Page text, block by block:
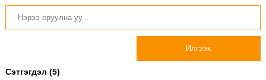
Илгээх
Сэтгэгдэл (5)